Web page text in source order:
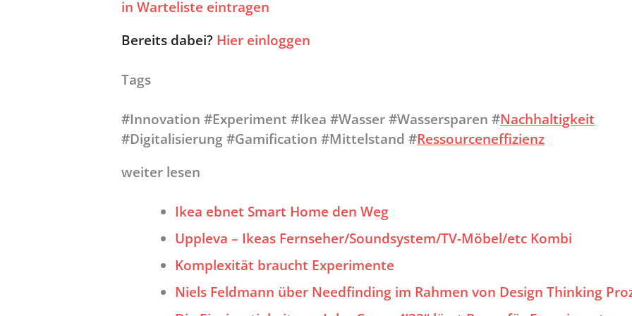
in Warteliste eintragen
Bereits dabei? Hier einloggen
Tags
#Innovation #Experiment #Ikea #Wasser #Wassersparen #Nachhaltigkeit
#Digitalisierung #Gamification #Mittelstand #Ressourceneffizienz
weiter lesen
Ikea ebnet Smart Home den Weg
Uppleva – Ikeas Fernseher/Soundsystem/TV-Möbel/etc Kombi
Komplexität braucht Experimente
Niels Feldmann über Needfinding im Rahmen von Design Thinking